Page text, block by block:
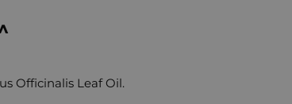
Officinalis Leaf Oil.